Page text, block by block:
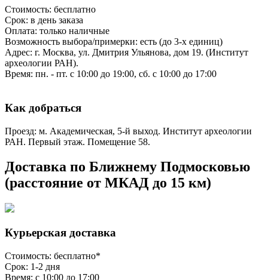
Стоимость: бесплатно
Срок: в день заказа
Оплата: только наличные
Возможность выбора/примерки: есть (до 3-х единиц)
Адрес: г. Москва, ул. Дмитрия Ульянова, дом 19. (Институт
археологии РАН).
Время: пн. - пт. с 10:00 до 19:00, сб. с 10:00 до 17:00
Как добраться
Проезд: м. Академическая, 5-й выход. Институт археологии
РАН. Первый этаж. Помещение 58.
Доставка по Ближнему Подмосковью
(расстояние от МКАД до 15 км)
Курьерская доставка
Стоимость: бесплатно*
Срок: 1-2 дня
Время: с 10:00 до 17:00